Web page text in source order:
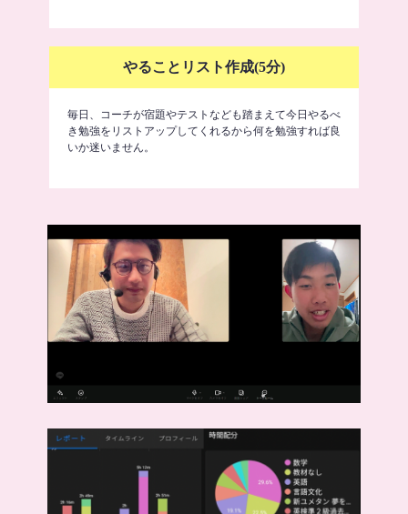
やることリスト作成(5分)
毎日、コーチが宿題やテストなども踏まえて今日やるべ
き勉強をリストアップしてくれるから何を勉強すれば良
いか迷いません。